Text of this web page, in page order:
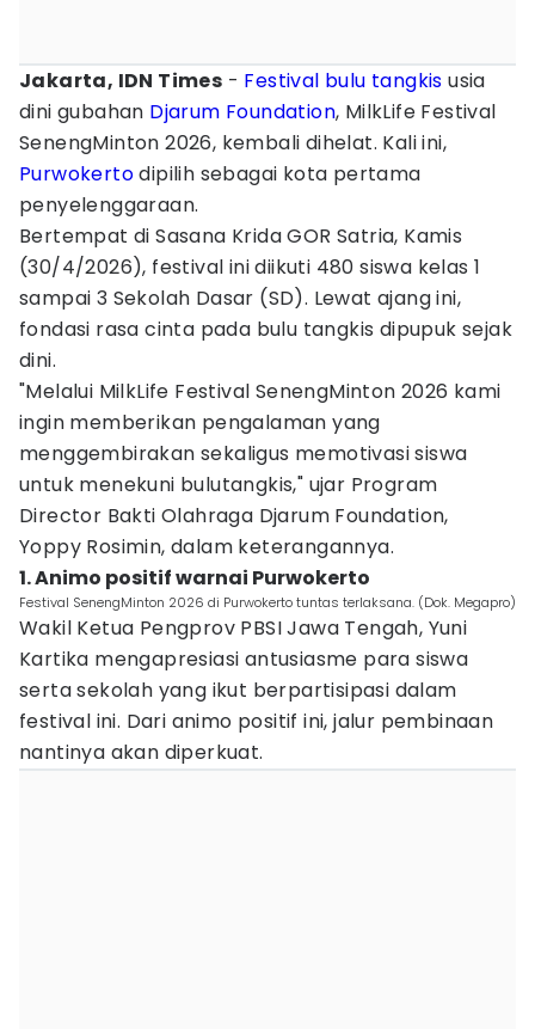
Jakarta, IDN Times - Festival bulu tangkis usia
dini gubahan Djarum Foundation, MilkLife Festival
SenengMinton 2026, kembali dihelat. Kali ini,
Purwokertodipilih sebagai kota pertama
penyelenggaraan.
Bertempat di Sasana Krida GOR Satria, Kamis
(30/4/2026), festival ini diikuti 480 siswa kelas 1
sampai 3 Sekolah Dasar (SD). Lewat ajang ini,
fondasi rasa cinta pada bulu tangkis dipupuk sejak
dini.
"Melalui MilkLife Festival SenengMinton 2026 kami
ingin memberikan pengalaman yang
menggembirakan sekaligus memotivasi siswa
untuk menekuni bulutangkis," ujar Program
Director Bakti Olahraga Djarum Foundation,
Yoppy Rosimin, dalam keterangannya.
1. Animo positif warnai Purwokerto
Festival SenengMinton 2026 di Purwokerto tuntas terlaksana. (Dok. Megapro)
Wakil Ketua Pengprov PBSI Jawa Tengah, Yuni
Kartika mengapresiasi antusiasme para siswa
serta sekolah yang ikut berpartisipasi dalam
festival ini. Dari animo positif ini, jalur pembinaan
nantinya akan diperkuat.